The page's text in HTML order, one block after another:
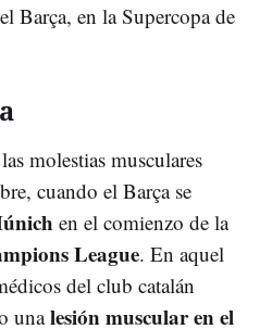
Barça, en la Supercopa de
molestias musculares
cuando el Barça se
en el comienzo de la
League. En aquel
del club catalán
unalesión muscular en el